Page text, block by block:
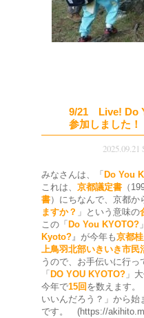
9/21 Live! Do
参加しました！
2025.09.21
みなさんは、「 Do You
これは、 京都議定書 （
書）にちなんで、京都か
ますか？ 」という意味の
この「 Do You KYOTO?
Kyoto?』が今年も京都
上鳥羽北部いきいき市民
うので、お手伝いに行っ
「 DO YOU KYOTO? 」
今年で15回 を数えます。
いいんだろう？」から始
です。 (https://